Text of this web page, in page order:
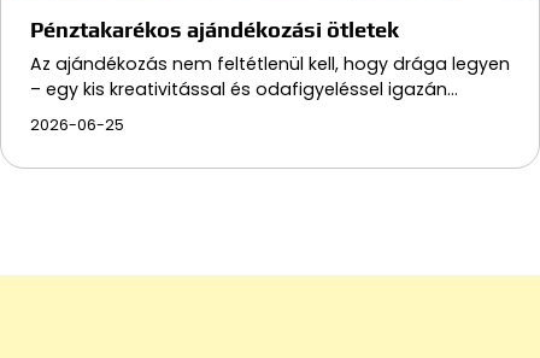
Pénztakarékos ajándékozási ötletek
Az ajándékozás nem feltétlenül kell, hogy drága legyen
– egy kis kreativitással és odafigyeléssel igazán…
2026-06-25